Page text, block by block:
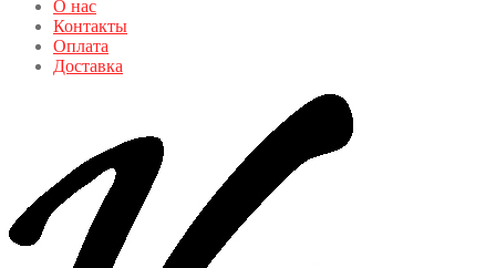
О нас
Контакты
Оплата
Доставка